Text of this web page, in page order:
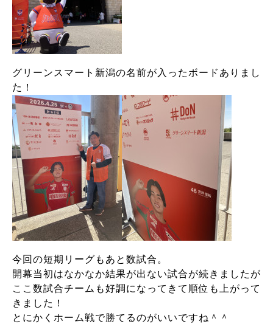
グリーンスマート新潟の名前が入ったボードありまし
た！
今回の短期リーグもあと数試合。
開幕当初はなかなか結果が出ない試合が続きましたが
ここ数試合チームも好調になってきて順位も上がって
きました！
とにかくホーム戦で勝てるのがいいですね＾＾